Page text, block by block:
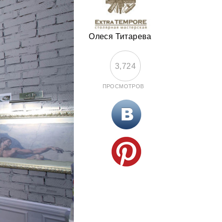
Олеся Титарева
3,724
ПРОСМОТРОВ